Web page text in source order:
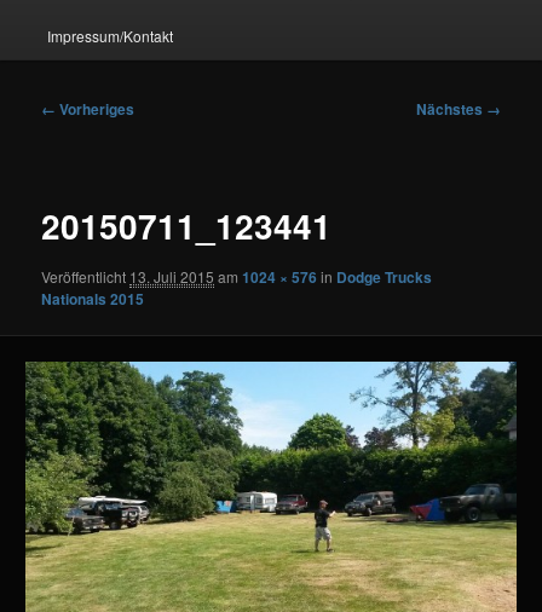
Impressum/Kontakt
Bilder-
← Vorheriges Nächstes →
20150711_123441
Veröffentlicht 13. Juli 2015 am1024 × 576 in Dodge Trucks
Nationals 2015